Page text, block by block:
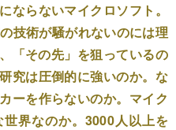
ならないマイクロソフト。
技術が騒がれないのには理
「その先」を狙っているの
究は圧倒的に強いのか。な
ーを作らないのか。マイク
界なのか。3000人以上を